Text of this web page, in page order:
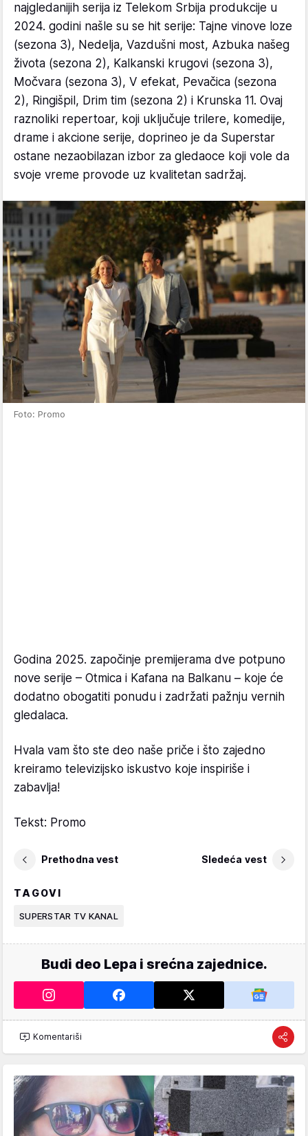
najgledanijih serija iz Telekom Srbija produkcije u
2024. godini našle su se hit serije: Tajne vinove loze
(sezona 3), Nedelja, Vazdušni most, Azbuka našeg
života (sezona 2), Kalkanski krugovi (sezona 3),
Močvara (sezona 3), V efekat, Pevačica (sezona
2), Ringišpil, Drim tim (sezona 2) i Krunska 11. Ovaj
raznoliki repertoar, koji uključuje trilere, komedije,
drame i akcione serije, doprineo je da Superstar
ostane nezaobilazan izbor za gledaoce koji vole da
svoje vreme provode uz kvalitetan sadržaj.
Foto: Promo
Godina 2025. započinje premijerama dve potpuno
nove serije – Otmica i Kafana na Balkanu – koje će
dodatno obogatiti ponudu i zadržati pažnju vernih
gledalaca.
Hvala vam što ste deo naše priče i što zajedno
kreiramo televizijsko iskustvo koje inspiriše i
zabavlja!
Tekst: Promo
Prethodna vest Sledeća vest
TAGOVI
SUPERSTAR TV KANAL
Budi deo Lepa i srećna zajednice.
Komentariši